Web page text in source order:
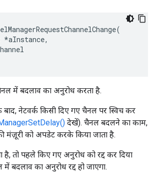
(
*aInstance,
में बदलाव का अनुरोध करता है.
बाद, नेटवर्क किसी दिए गए चैनल पर स्विच कर
देखें). चैनल बदलने का काम,
मंज़ूरी को अपडेट करके किया जाता है.
है, तो पहले किए गए अनुरोध को रद्द कर दिया
बदलाव का अनुरोध रद्द हो जाएगा.